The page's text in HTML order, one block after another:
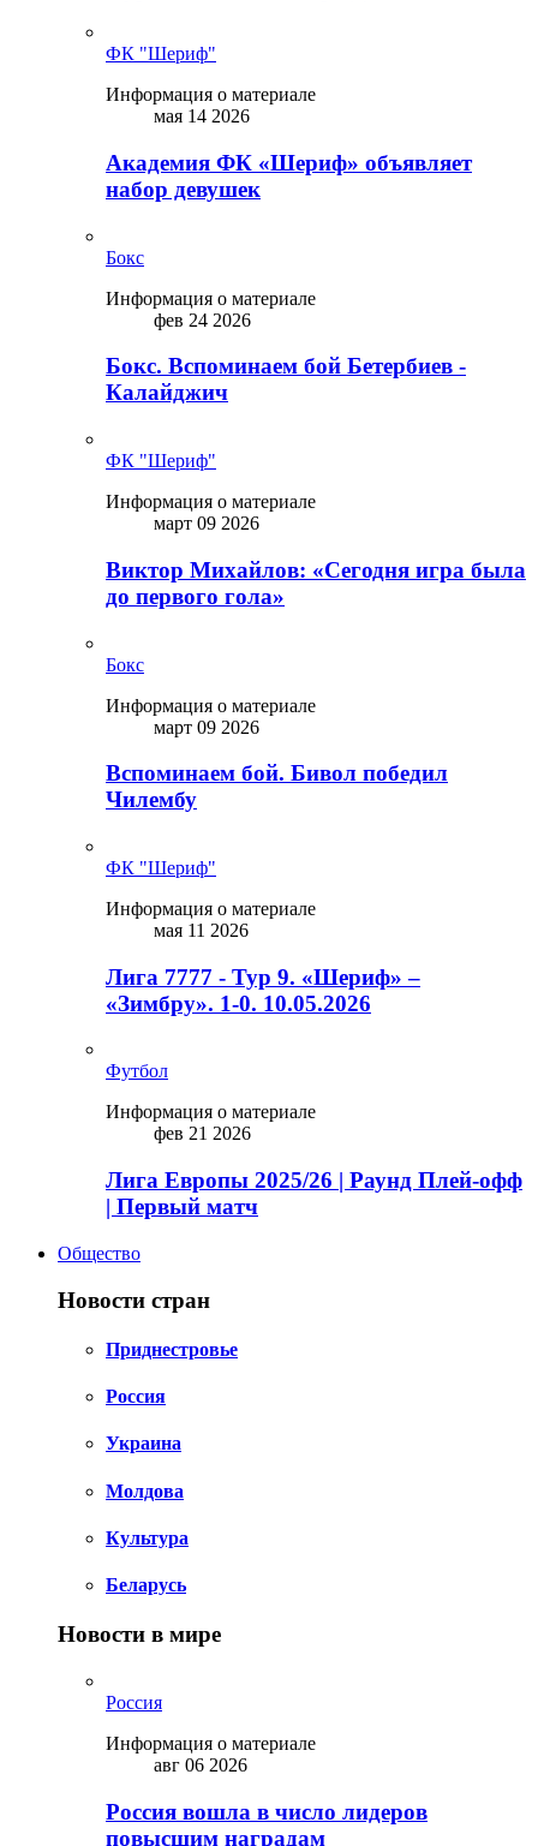
ФК "Шериф"
Информация о материале
мая 14 2026
Академия ФК «Шериф» объявляет
набор девушек
Бокс
Информация о материале
фев 24 2026
Бокс. Вспоминаем бой Бетербиев -
Калайджич
ФК "Шериф"
Информация о материале
март 09 2026
Виктор Михайлов: «Сегодня игра была
до первого гола»
Бокс
Информация о материале
март 09 2026
Вспоминаем бой. Бивол победил
Чилембу
ФК "Шериф"
Информация о материале
мая 11 2026
Лига 7777 - Тур 9. «Шериф» –
«Зимбру». 1-0. 10.05.2026
Футбол
Информация о материале
фев 21 2026
Лига Европы 2025/26 | Раунд Плей-офф
| Первый матч
Общество
Новости стран
Приднестровье
Россия
Украина
Молдова
Культура
Беларусь
Новости в мире
Россия
Информация о материале
авг 06 2026
Россия вошла в число лидеров
повысшим наградам